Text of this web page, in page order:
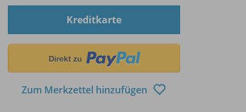
Kreditkarte
Zum Merkzettel hinzufügen